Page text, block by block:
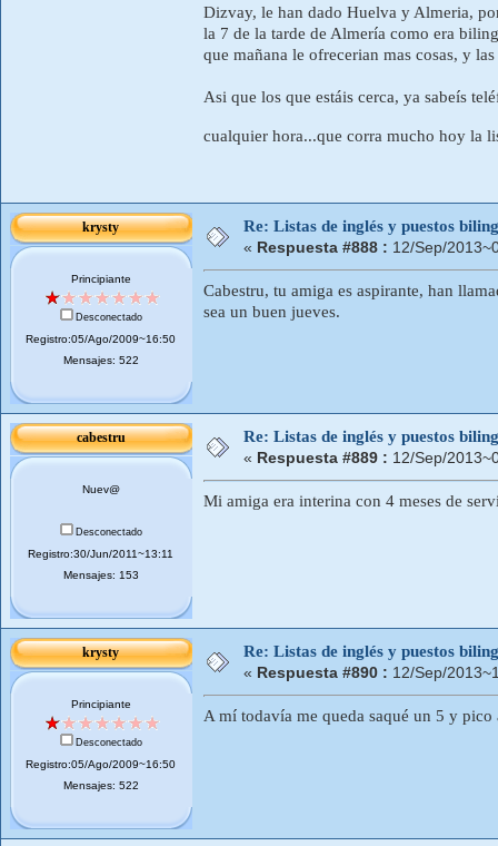
Dizvay, le han dado Huelva y Almeria,
la 7 de la tarde de Almería como era
que mañana le ofrecerian mas cosas, y
Asi que los que estáis cerca, ya sabeís
cualquier hora...que corra mucho hoy la
krysty
Principiante
Desconectado
Registro:05/Ago/2009~16:50
Mensajes: 522
Re: Listas de inglés y puestos
« Respuesta #888 : 12/Sep/
Cabestru, tu amiga es aspirante, han
sea un buen jueves.
cabestru
Nuev@
Desconectado
Registro:30/Jun/2011~13:11
Mensajes: 153
Re: Listas de inglés y puestos
« Respuesta #889 : 12/Sep/
Mi amiga era interina con 4 meses de
krysty
Principiante
Desconectado
Registro:05/Ago/2009~16:50
Mensajes: 522
Re: Listas de inglés y puestos
« Respuesta #890 : 12/Sep/
A mí todavía me queda saqué un 5 y pico